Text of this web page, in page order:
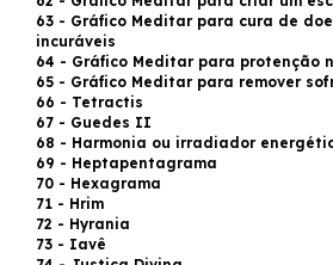
63 - Gráfico Meditar para cura de
incuráveis
64 - Gráfico Meditar para protenção
65 - Gráfico Meditar para remover
66 - Tetractis
67 - Guedes II
68 - Harmonia ou irradiador
69 - Heptapentagrama
70 - Hexagrama
71 - Hrim
72 - Hyrania
73 - Iavê